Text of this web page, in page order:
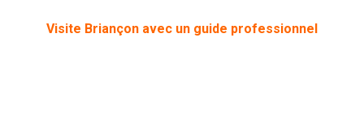
Visite Briançon avec un guide professionnel